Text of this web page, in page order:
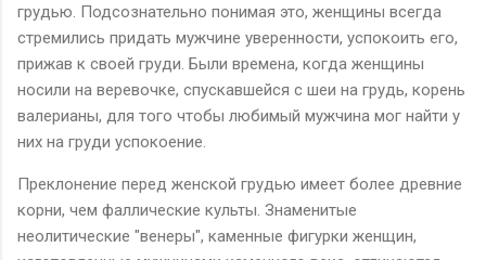
грудью. Подсознательно понимая это, женщины всегда
стремились придать мужчине уверенности, успокоить его,
прижав к своей груди. Были времена, когда женщины
носили на веревочке, спускавшейся с шеи на грудь, корень
валерианы, для того чтобы любимый мужчина мог найти у
них на груди успокоение.
Преклонение перед женской грудью имеет более древние
корни, чем фаллические культы. Знаменитые
неолитические "венеры", каменные фигурки женщин,